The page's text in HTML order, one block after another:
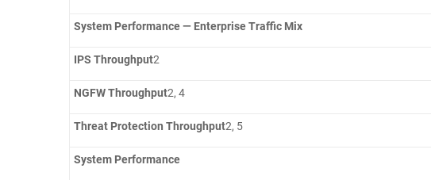
System Performance — Enterprise Traffic Mix
IPS Throughput2
NGFW Throughput2, 4
Threat Protection Throughput2, 5
System Performance